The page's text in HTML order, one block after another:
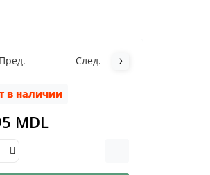
Пред. След.
в наличии
MDL